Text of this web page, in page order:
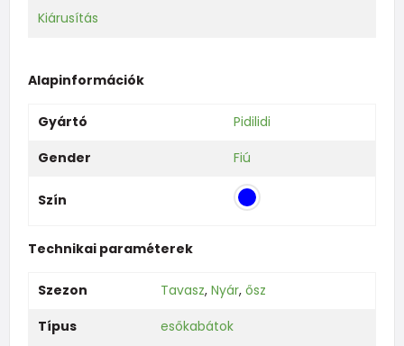
Kiárusítás
Alapinformációk
Gyártó
Pidilidi
Gender
Fiú
Szín
Technikai paraméterek
Szezon Tavasz, Nyár, ősz
Típus
esőkabátok